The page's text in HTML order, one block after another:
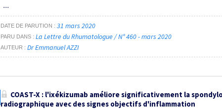
...
DATE DE PARUTION 31 mars 2020
PARU DANS La Lettre du Rhumatologue / N° 460 - mars 2020
AUTEUR Dr Emmanuel AZZI
COAST-X : l'ixékizumab améliore significativement la
radiographique avec des signes objectifs d'inflammation